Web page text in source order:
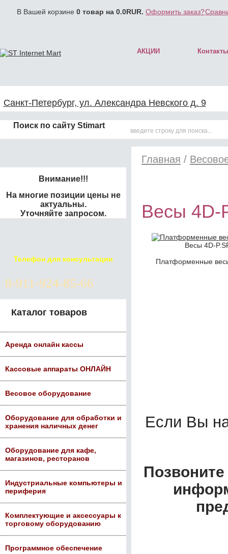
В Вашей корзине 0 товар на 0.0RUR. Оформить заказ?
АКЦИИ Контакты
Санкт-Петербург, ул. Александра Невского д. 9
Поиск по сайту Stimart
Внимание!!!
На многие позиции цены не
актуальны.
Уточняйте запросом.
Телефон для консультации
8-911-924-85-66
Каталог товаров
Аренда онлайн кассы
Кассовые аппараты ОНЛАЙН
Весовое оборудование
Оборудование для обработки и
хранения наличных денег
Оборудование для кафе,
магазинов, ресторанов
Индустриальные компьютеры и
периферия
Комплектующие и аксессуары к
торговому оборудованию
Программное обеспечение
Главная /
Весы 4D-
Весы 4D-
Платформенные
Если Вы